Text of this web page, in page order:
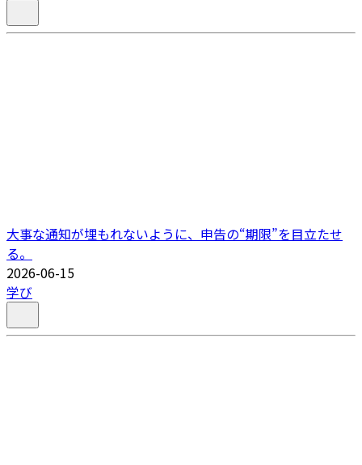
大事な通知が埋もれないように、申告の“期限”を目立たせ
る。
2026-06-15
学び